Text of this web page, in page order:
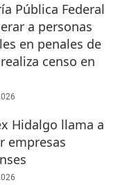
Pública Federal
a personas
en penales de
censo en
Hidalgo llama a
empresas